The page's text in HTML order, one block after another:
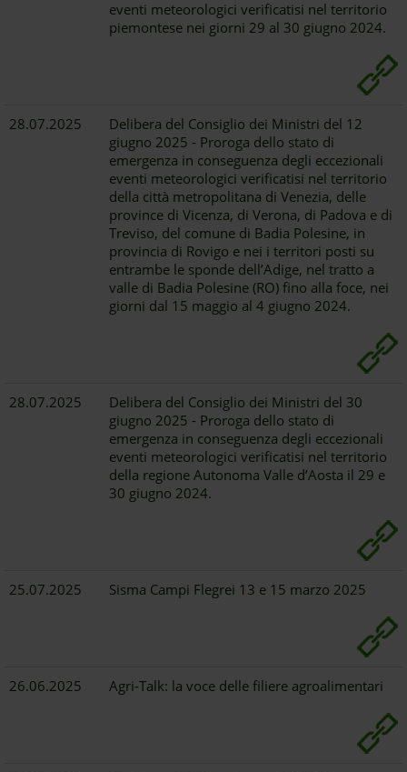
eventi meteorologici verificatisi nel territorio
piemontese nei giorni 29 al 30 giugno 2024.
28.07.2025
Delibera del Consiglio dei Ministri del 12
giugno 2025 - Proroga dello stato di
emergenza in conseguenza degli eccezionali
eventi meteorologici verificatisi nel territorio
della città metropolitana di Venezia, delle
province di Vicenza, di Verona, di Padova e di
Treviso, del comune di Badia Polesine, in
provincia di Rovigo e nei i territori posti su
entrambe le sponde dell’Adige, nel tratto a
valle di Badia Polesine (RO) fino alla foce, nei
giorni dal 15 maggio al 4 giugno 2024.
28.07.2025
Delibera del Consiglio dei Ministri del 30
giugno 2025 - Proroga dello stato di
emergenza in conseguenza degli eccezionali
eventi meteorologici verificatisi nel territorio
della regione Autonoma Valle d’Aosta il 29 e
30 giugno 2024.
25.07.2025 Sisma Campi Flegrei 13 e 15 marzo 2025
26.06.2025 Agri-Talk: la voce delle filiere agroalimentari